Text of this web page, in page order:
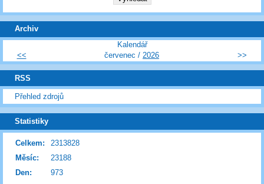
Archiv
Kalendář
<<
červenec / 2026 >>
RSS
Přehled zdrojů
Statistiky
Celkem:
2313828
Měsíc:
23188
Den:
973